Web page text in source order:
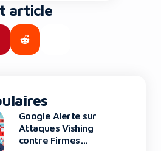
Cette affaire, loin
simple incident isolé,
des écosystèmes
article
Google Alerte sur
Attaques Vishing
contre Firmes